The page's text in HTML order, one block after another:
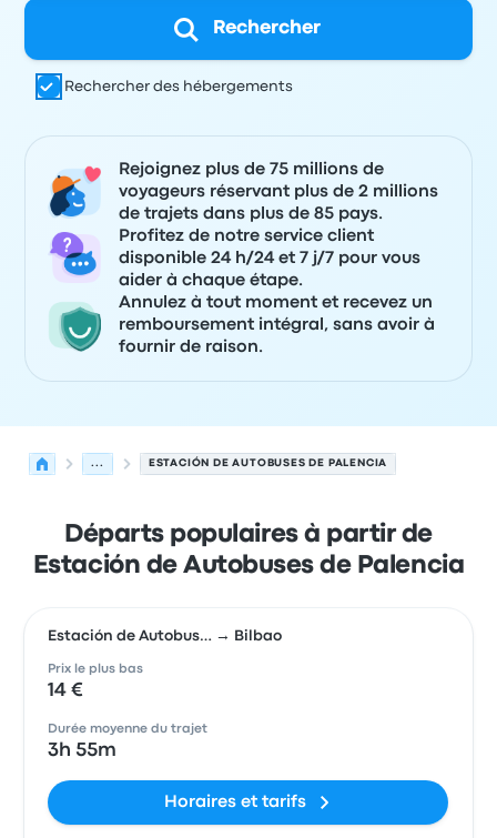
Rechercher
Rechercher des hébergements
Rejoignez plus de 75 millions de
voyageurs réservant plus de 2 millions
de trajets dans plus de 85 pays.
Profitez de notre service client
disponible 24 h/24 et 7 j/7 pour vous
aider à chaque étape.
Annulez à tout moment et recevez un
remboursement intégral, sans avoir à
fournir de raison.
... ESTACIÓN DE AUTOBUSES DE PALENCIA
Départs populaires à partir de
Estación de Autobuses de Palencia
Estación de Autobus… → Bilbao
Prix le plus bas
14 €
Durée moyenne du trajet
3h 55m
Horaires et tarifs